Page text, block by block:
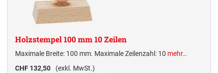
Holzstempel 100 mm 10 Zeilen
Maximale Breite: 100 mm. Maximale Zeilenzahl: 10 mehr…
CHF 132,50
(exkl. MwSt.)